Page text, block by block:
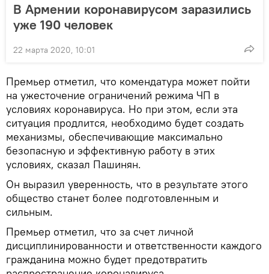
В Армении коронавирусом заразились
уже 190 человек
22 марта 2020, 10:01
Премьер отметил, что комендатура может пойти
на ужесточение ограничений режима ЧП в
условиях коронавируса. Но при этом, если эта
ситуация продлится, необходимо будет создать
механизмы, обеспечивающие максимально
безопасную и эффективную работу в этих
условиях, сказал Пашинян.
Он выразил уверенность, что в результате этого
общество станет более подготовленным и
сильным.
Премьер отметил, что за счет личной
дисциплинированности и ответственности каждого
гражданина можно будет предотвратить